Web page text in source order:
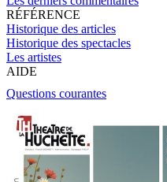
RÉFÉRENCE
Historique des articles
Historique des spectacles
Les artistes
AIDE
Questions courantes